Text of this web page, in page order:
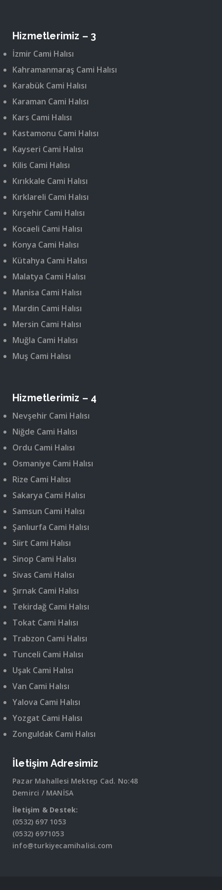
Hizmetlerimiz – 3
İzmir Cami Halısı
Kahramanmaraş Cami Halısı
Karabük Cami Halısı
Karaman Cami Halısı
Kars Cami Halısı
Kastamonu Cami Halısı
Kayseri Cami Halısı
Kilis Cami Halısı
Kırıkkale Cami Halısı
Kırklareli Cami Halısı
Kırşehir Cami Halısı
Kocaeli Cami Halısı
Konya Cami Halısı
Kütahya Cami Halısı
Malatya Cami Halısı
Manisa Cami Halısı
Mardin Cami Halısı
Mersin Cami Halısı
Muğla Cami Halısı
Muş Cami Halısı
Hizmetlerimiz – 4
Nevşehir Cami Halısı
Niğde Cami Halısı
Ordu Cami Halısı
Osmaniye Cami Halısı
Rize Cami Halısı
Sakarya Cami Halısı
Samsun Cami Halısı
Şanlıurfa Cami Halısı
Siirt Cami Halısı
Sinop Cami Halısı
Sivas Cami Halısı
Şırnak Cami Halısı
Tekirdağ Cami Halısı
Tokat Cami Halısı
Trabzon Cami Halısı
Tunceli Cami Halısı
Uşak Cami Halısı
Van Cami Halısı
Yalova Cami Halısı
Yozgat Cami Halısı
Zonguldak Cami Halısı
İletişim Adresimiz
Pazar Mahallesi Mektep Cad. No:48
Demirci / MANİSA
İletişim & Destek:
(0532) 697 1053
(0532) 6971053
info@turkiyecamihalisi.com